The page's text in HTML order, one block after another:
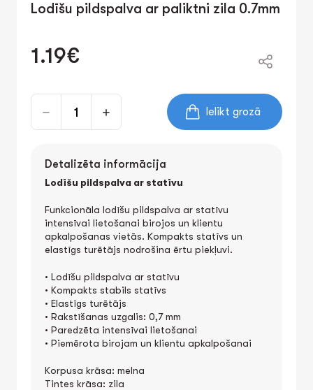
Lodīšu pildspalva ar paliktni zila 0.7mm
1.19€
Ielikt grozā
Detalizēta informācija
Lodīšu pildspalva ar statīvu
Funkcionāla lodīšu pildspalva ar statīvu
intensīvai lietošanai birojos un klientu
apkalpošanas vietās. Kompakts statīvs un
elastīgs turētājs nodrošina ērtu piekļuvi.
• Lodīšu pildspalva ar statīvu
• Kompakts stabils statīvs
• Elastīgs turētājs
• Rakstīšanas uzgalis: 0,7 mm
• Paredzēta intensīvai lietošanai
• Piemērota birojam un klientu apkalpošanai
Korpusa krāsa: melna
Tintes krāsa: zila